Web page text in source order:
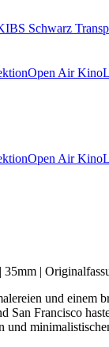
Open Air Kino
Open Air Kino
|
und einem
San Francisco
und